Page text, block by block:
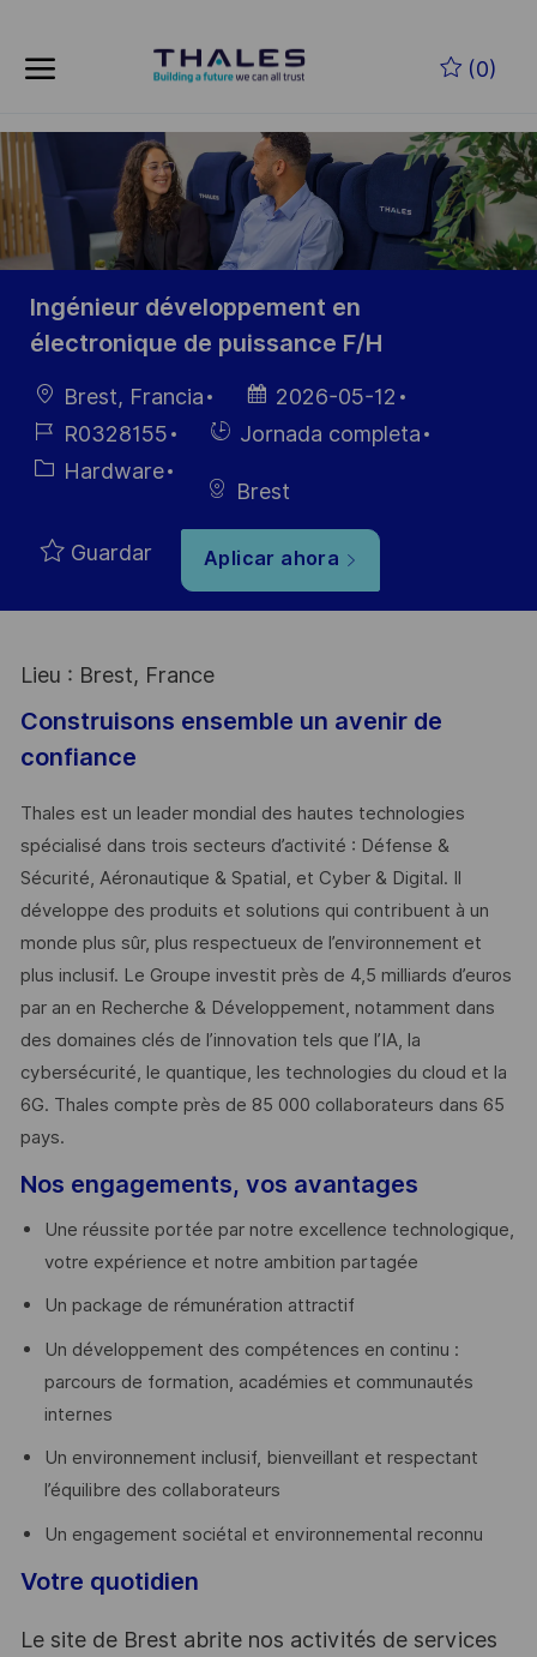
(0)
-
Ingénieur développement en
électronique de puissance F/H
Ubicación
Brest, Francia
Fecha de
publicación
2026-05-12
ID de
empleo
R0328155
HiringJornada completa
Categoría
Hardware
Brest
Guardar Aplicar ahora
Lieu : Brest, France
Construisons ensemble un avenir de
confiance
Thales est un leader mondial des hautes technologies
spécialisé dans trois secteurs d’activité : Défense &
Sécurité, Aéronautique & Spatial, et Cyber & Digital. Il
développe des produits et solutions qui contribuent à un
monde plus sûr, plus respectueux de l’environnement et
plus inclusif. Le Groupe investit près de 4,5 milliards d’euros
par an en Recherche & Développement, notamment dans
des domaines clés de l’innovation tels que l’IA, la
cybersécurité, le quantique, les technologies du cloud et la
6G. Thales compte près de 85 000 collaborateurs dans 65
pays. ​
Nos engagements, vos avantages
Une réussite portée par notre excellence technologique,
votre expérience et notre ambition partagée
Un package de rémunération attractif
Un développement des compétences en continu :
parcours de formation, académies et communautés
internes
Un environnement inclusif, bienveillant et respectant
l’équilibre des collaborateurs
Un engagement sociétal et environnemental reconnu
Votre quotidien
Le site de Brest abrite nos activités de services